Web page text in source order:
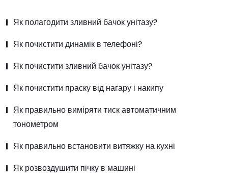
Як полагодити зливний бачок унітазу?
Як почистити динамік в телефоні?
Як почистити зливний бачок унітазу?
Як почистити праску від нагару і накипу
Як правильно виміряти тиск автоматичним
тонометром
Як правильно встановити витяжку на кухні
Як розвоздушити пічку в машині